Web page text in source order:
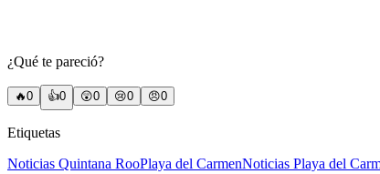
¿Qué te pareció?
🔥0 👍0 😲0 😢0 😠0
Etiquetas
Noticias Quintana RooPlaya del CarmenNoticias Playa del